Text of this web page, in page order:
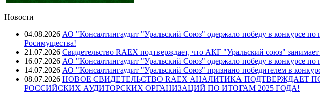
Новости
04.08.2026 АО "Консалтингаудит "Уральский Союз" одержало победу в конкурсе
Росимущества!
21.07.2026 Свидетельство RAEX подтверждает, что АКГ "Уральский союз"
16.07.2026 АО "Консалтингаудит "Уральский Союз" одержало победу в конкурсе
14.07.2026 АО "Консалтингаудит "Уральский Союз" признано победителем в
08.07.2026 НОВОЕ СВИДЕТЕЛЬСТВО RAEX АНАЛИТИКА ПОДТВЕРЖДАЕТ
РОССИЙСКИХ АУДИТОРСКИХ ОРГАНИЗАЦИЙ ПО ИТОГАМ 2025 ГОДА!